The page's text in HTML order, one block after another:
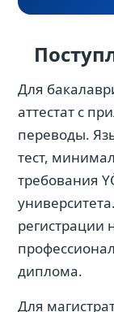
Для
аттестат с
переводы.
тест,
требования
регистрации
диплома.
Для